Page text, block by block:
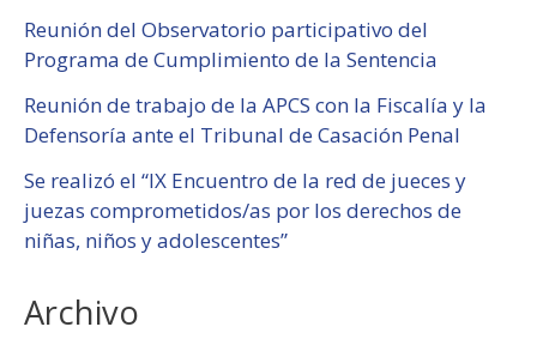
Reunión del Observatorio participativo del
Programa de Cumplimiento de la Sentencia
Reunión de trabajo de la APCS con la Fiscalía y la
Defensoría ante el Tribunal de Casación Penal
Se realizó el “IX Encuentro de la red de jueces y
juezas comprometidos/as por los derechos de
niñas, niños y adolescentes”
Archivo